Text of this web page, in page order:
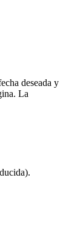
deseada y
La